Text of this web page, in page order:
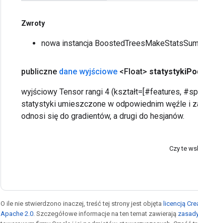
Zwroty
nowa instancja
publiczne dane wyjściowe <Float> statystyki
wyjściowy Tensor rangi 4 (kształt=[#features,
statystyki umieszczone w odpowiednim węźle i
odnosi się do gradientów, a drugi do hesjanów.
Czy te
O ile nie stwierdzono inaczej, treść tej strony jest objęta licencją
Apache 2.0 . Szczegółowe informacje na ten temat zawierają